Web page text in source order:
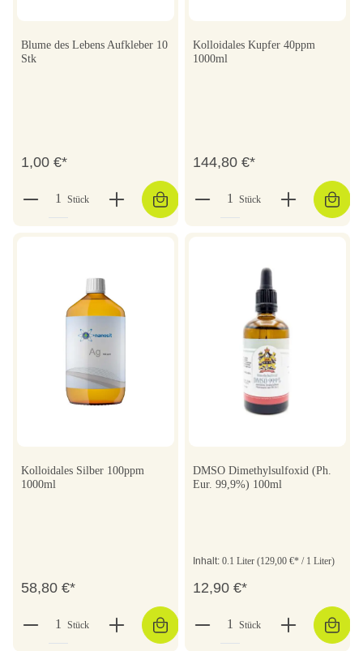
Blume des Lebens Aufkleber 10
Stk
1,00 €*
Stück
Kolloidales Kupfer 40ppm
1000ml
144,80 €*
Stück
Kolloidales Silber 100ppm
1000ml
58,80 €*
Stück
DMSO Dimethylsulfoxid (Ph.
Eur. 99,9%) 100ml
Inhalt: 0.1 Liter (129,00 €* / 1 Liter)
12,90 €*
Stück